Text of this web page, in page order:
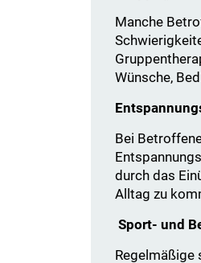
Manche
Wünsche,
Bei
durch das
Alltag zu
Sport- und
Regelmäßige